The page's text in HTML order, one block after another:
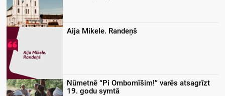
Aija Mikele. Randeņš
Nūmetnē “Pi Ombomīšim!” varēs atsagrīzt
19. godu symtā